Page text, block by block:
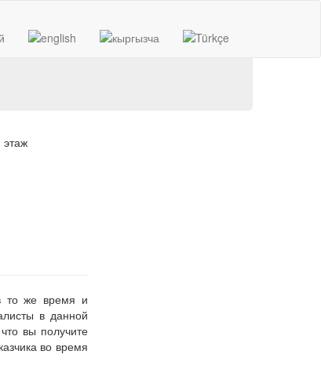
этаж
то же время и
в данной
вы получите
во время